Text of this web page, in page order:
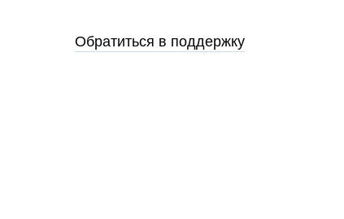
Обратиться в поддержку